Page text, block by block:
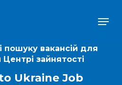
пошуку вакансій для
Центрі зайнятості
Ukraine Job